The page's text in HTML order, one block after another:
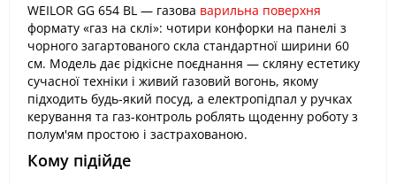
WEILOR GG 654 BL — газова варильна поверхня
формату «газ на склі»: чотири конфорки на панелі з
чорного загартованого скла стандартної ширини 60
см. Модель дає рідкісне поєднання — скляну естетику
сучасної техніки і живий газовий вогонь, якому
підходить будь-який посуд, а електропідпал у ручках
керування та газ-контроль роблять щоденну роботу з
полум'ям простою і застрахованою.
Кому підійде